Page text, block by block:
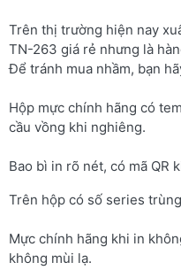
Trên thị trường hiện nay
TN-263 giá rẻ nhưng là
Để tránh mua nhầm, bạn
Hộp mực chính hãng có
cầu vồng khi nghiêng.
Bao bì in rõ nét, có mã QR
Trên hộp có số series
Mực chính hãng khi in
không mùi lạ.